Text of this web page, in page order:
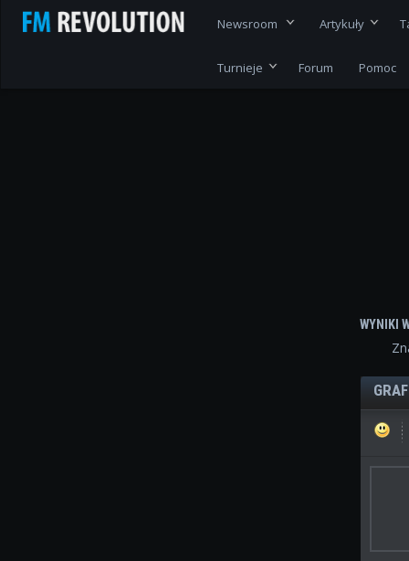
Newsroom Artykuły
Turnieje Forum Pomoc
WYNIKI